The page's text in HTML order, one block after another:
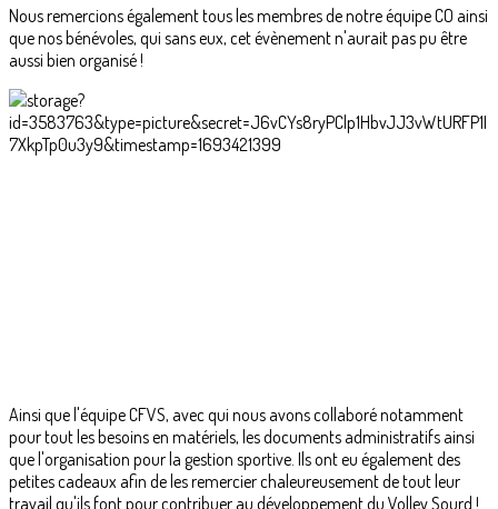
Nous remercions également tous les membres de notre équipe CO ainsi
que nos bénévoles, qui sans eux, cet évènement n'aurait pas pu être
aussi bien organisé !
Ainsi que l'équipe CFVS, avec qui nous avons collaboré notamment
pour tout les besoins en matériels, les documents administratifs ainsi
que l'organisation pour la gestion sportive. Ils ont eu également des
petites cadeaux afin de les remercier chaleureusement de tout leur
travail qu'ils font pour contribuer au développement du Volley Sourd !